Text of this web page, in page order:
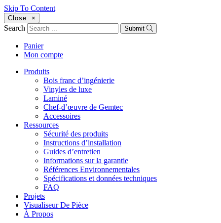
Skip To Content
Close ×
Search Submit
Panier
Mon compte
Produits
Bois franc d’ingénierie
Vinyles de luxe
Laminé
Chef-d’œuvre de Gemtec
Accessoires
Ressources
Sécurité des produits
Instructions d’installation
Guides d’entretien
Informations sur la garantie
Références Environnementales
Spécifications et données techniques
FAQ
Projets
Visualiseur De Pièce
À Propos